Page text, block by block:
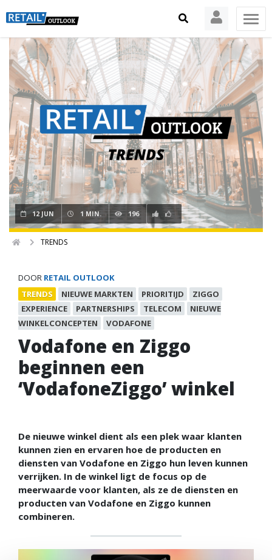
12 JUN 1 MIN. 196
TRENDS
DOOR RETAIL OUTLOOK
TRENDS
NIEUWE MARKTEN PRIORITIJD
ZIGGO
EXPERIENCE
PARTNERSHIPS TELECOM
NIEUWE
WINKELCONCEPTEN
VODAFONE
Vodafone en Ziggo
beginnen een
‘VodafoneZiggo’ winkel
De nieuwe winkel dient als een plek waar klanten
kunnen zien en ervaren hoe de producten en
diensten van Vodafone en Ziggo hun leven kunnen
verrijken. In de winkel ligt de focus op de
meerwaarde voor klanten, als ze de diensten en
producten van Vodafone en Ziggo kunnen
combineren.